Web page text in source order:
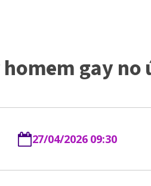
homem gay
27/04/2026 09:30